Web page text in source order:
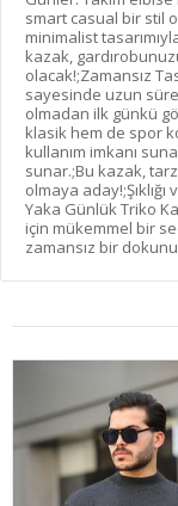
smart casual bir stil
minimalist
kazak,
olacak!;Zamansız
sayesinde uzun
olmadan ilk günkü
klasik hem de spor
kullanım imkanı
sunar.;Bu kazak,
olmaya
Yaka Günlük Triko
için mükemmel bir
zamansız bir